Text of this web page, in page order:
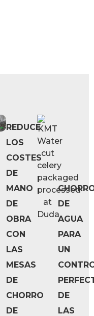
REDUCE
LOS
COSTES
DE
MANO
DE
OBRA
CON
LAS
MESAS
DE
CHORRO
DE
DE
AGUA
PARA
UN
DE
LAS